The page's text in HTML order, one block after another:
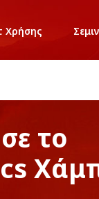
Χρήσης
το